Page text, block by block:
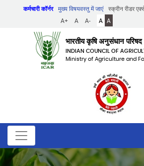
कर्मचारी कॉर्नर मुख्य विषयवस्तु में जाएं
स्क्रीन रीडर
A+
A A- A A
भारतीय कृषि अनुसंधान परिषद
INDIAN COUNCIL OF
Ministry of Agriculture and